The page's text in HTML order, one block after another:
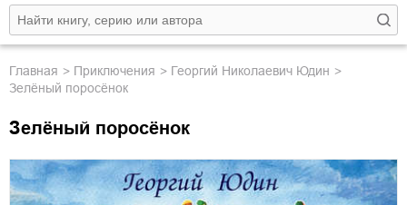
Главная приключения
Георгий Николаевич Юдин
Зелёный поросёнок
Зелёный поросёнок